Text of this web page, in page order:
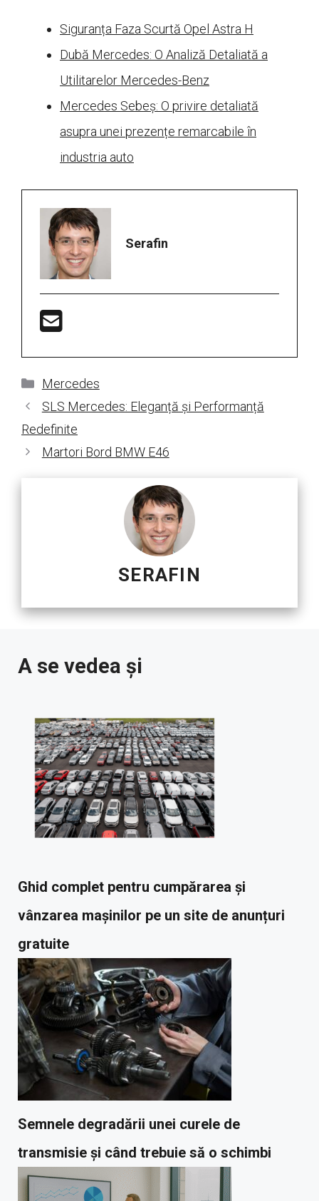
Siguranța Faza Scurtă Opel Astra H
Dubă Mercedes: O Analiză Detaliată a
Utilitarelor Mercedes-Benz
Mercedes Sebeș: O privire detaliată
asupra unei prezențe remarcabile în
industria auto
Serafin
Categorii
Mercedes
SLS Mercedes: Eleganță și Performanță
Redefinite
Martori Bord BMW E46
SERAFIN
A se vedea și
Ghid complet pentru cumpărarea și
vânzarea mașinilor pe un site de anunțuri
gratuite
Semnele degradării unei curele de
transmisie și când trebuie să o schimbi